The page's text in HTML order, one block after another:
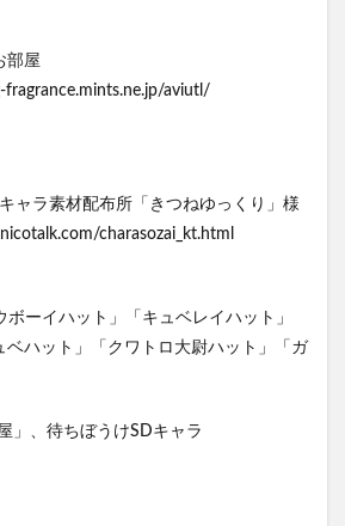
部屋
aviutl/
ャラ素材配布所「きつねゆっくり」様
charasozai_kt.html
ーイハット」「キュベレイハット」
ベハット」「クワトロ大尉ハット」「ガ
」、待ちぼうけSDキャラ